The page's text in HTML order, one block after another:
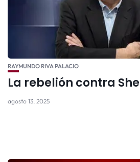
RAYMUNDO RIVA PALACIO
La rebelión contra
agosto 13, 2025